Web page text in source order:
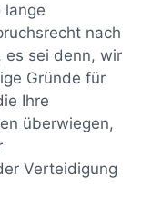
lange
nach
es sei denn, wir
Gründe für
Ihre
überwiegen,
Verteidigung